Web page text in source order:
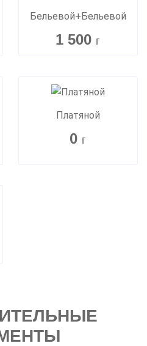
Бельевой+Бельевой
1 500 г
Платяной
0 г